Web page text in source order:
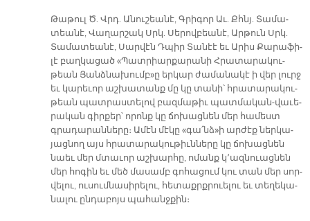
Թա­թուլ Ծ. Վրդ. Ա­նու­շեա­նէ, Գրի­գոր Աւ. Քհնյ. Տա­մա­
տեա­նէ, Վա­ղար­շակ Սրկ. Սե­րով­բեա­նէ, Ար­թուն Սրկ.
Տա­մա­տեա­նէ, Սար­վէն Դպիր Տա­նէէ եւ Ա­րիս Քա­րա­ֆի­
լէ բաղ­կա­ցած «Պատ­րիար­քա­րա­նի Հրա­տա­րա­կու­
թեան Յանձ­նա­խումբ»ը եր­կար ժա­մա­նա­կէ ի վեր լուրջ
եւ կա­րե­ւոր աշ­խա­տանք մը կը տա­նի՝ հրա­տա­րա­կու­
թեան պատ­րաս­տե­լով բազ­մա­թիւ պատ­մա­կան-վա­ւե­
րա­կան գիր­քեր՝ ո­րոնք կը ճո­խաց­նեն մեր հա­մեստ
գրա­դա­րան­նե­րը։ Ա­մէն մէ­կը «գա՛նձ»ի ար­ժէք ներ­կա­
յաց­նող այս հրա­տա­րա­կու­թիւն­նե­րը կը ճո­խաց­նեն
նաեւ մեր մտա­ւոր աշ­խար­հը, ո­մանք կ՚ազ­նուաց­նեն
մեր հո­գին եւ մեծ մա­սամբ գո­հա­ցում կու տան մեր սոր­
վե­լու, ու­սում­նա­սի­րե­լու, հե­տաքրք­րուե­լու եւ տե­ղե­կա­
նա­լու ըն­դա­բոյս պա­հանջ­քին։